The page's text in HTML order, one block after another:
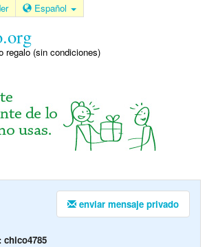
Español
regalo (sin condiciones)
enviar mensaje privado